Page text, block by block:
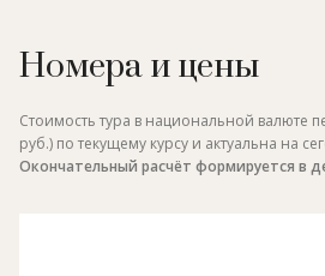
Номера и цены
Стоимость тура в национальной валюте
руб.) по текущему курсу и актуальна на
Окончательный расчёт формируется в